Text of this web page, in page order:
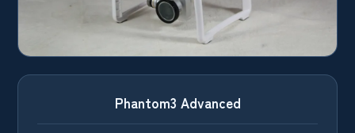
Phantom3 Advanced